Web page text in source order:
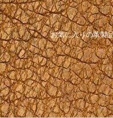
お気に入りの革製